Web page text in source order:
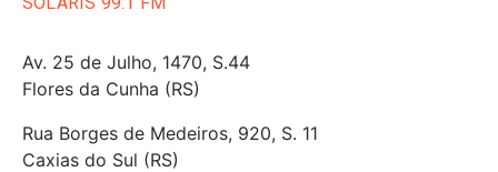
Av. 25 de Julho, 1470, S.44
Flores da Cunha (RS)
Rua Borges de Medeiros, 920, S. 11
Caxias do Sul (RS)